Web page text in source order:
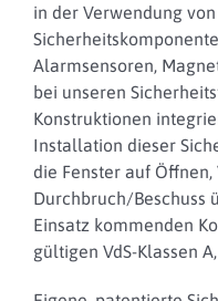
in der Verwendung
Alarmsensoren,
bei unseren
Konstruktionen
Installation dieser
die Fenster auf Öffnen,
Durchbruch/Beschuss
Einsatz kommenden
gültigen VdS-Klassen A,